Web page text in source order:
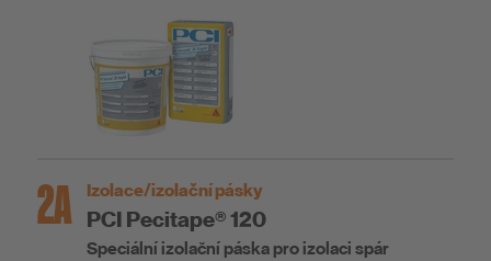
2A Izolace/izolační pásky
PCI Pecitape® 120
Speciální izolační páska pro izolaci spár